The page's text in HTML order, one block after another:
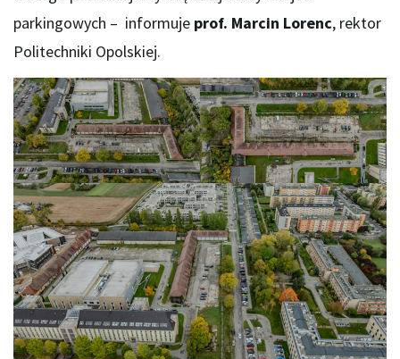
parkingowych – informuje prof. Marcin Lorenc, rektor
Politechniki Opolskiej.